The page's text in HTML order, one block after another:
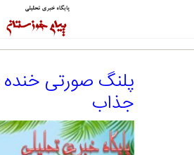
پلنگ صورتی خنده
جذاب